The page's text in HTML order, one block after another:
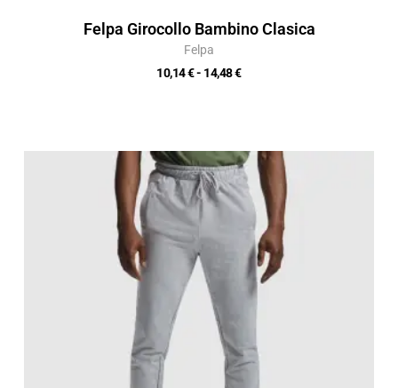
Felpa Girocollo Bambino Clasica
Felpa
10,14€- 14,48€
Fascia
di
prezzo:
15,13 €
21,62 €